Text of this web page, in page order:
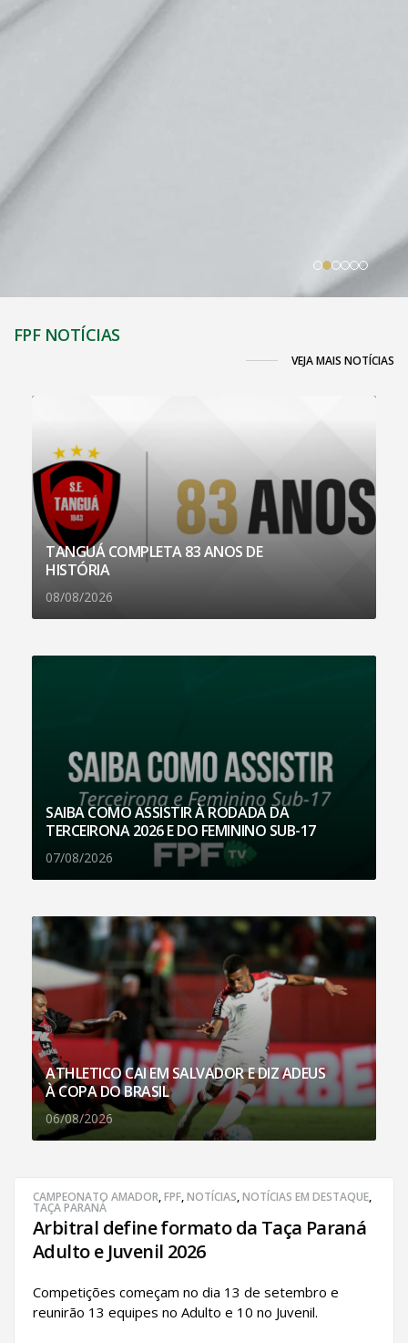
FPF NOTÍCIAS
VEJA MAIS NOTÍCIAS
TANGUÁ COMPLETA 83 ANOS DE
HISTÓRIA
08/08/2026
SAIBA COMO ASSISTIR À RODADA DA
TERCEIRONA 2026 E DO FEMININO SUB-17
07/08/2026
ATHLETICO CAI EM SALVADOR E DIZ ADEUS
À COPA DO BRASIL
06/08/2026
CAMPEONATO AMADOR,FPF,NOTÍCIAS,NOTÍCIAS EM DESTAQUE,
TAÇA PARANÁ
Arbitral define formato da Taça Paraná
Adulto e Juvenil 2026
Competições começam no dia 13 de setembro e
reunirão 13 equipes no Adulto e 10 no Juvenil.